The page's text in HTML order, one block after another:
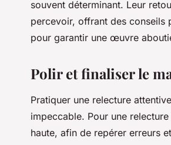
souvent déterminant. Leur
percevoir, offrant des conseils
pour garantir une œuvre
Polir et finaliser le
Pratiquer une relecture
impeccable. Pour une
haute, afin de repérer erreurs